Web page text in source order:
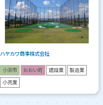
ハヤカワ商事株式会社
小浜市 おおい町 建設業 製造業
小売業